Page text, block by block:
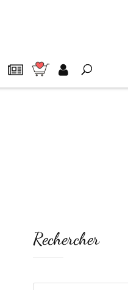
Rechercher